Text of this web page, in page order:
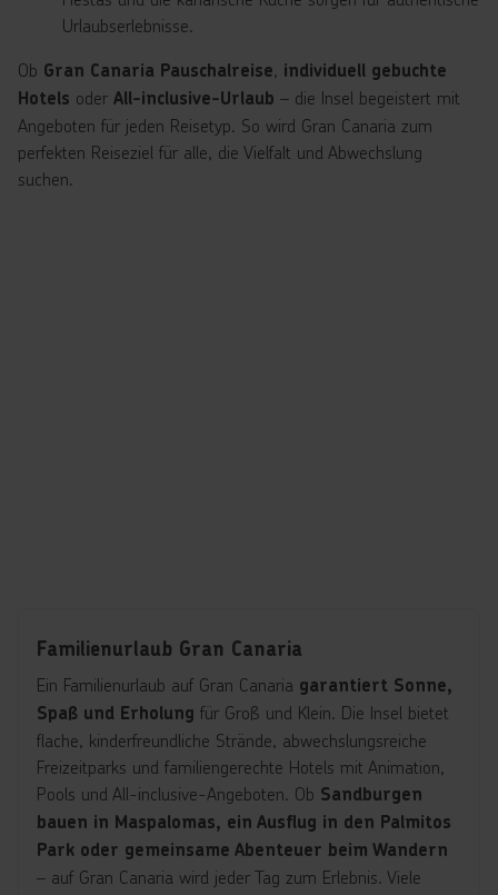
Urlaubserlebnisse.
Ob Gran Canaria Pauschalreise, individuell gebuchte
Hotels oder All-inclusive-Urlaub – die Insel begeistert mit
Angeboten für jeden Reisetyp. So wird Gran Canaria zum
perfekten Reiseziel für alle, die Vielfalt und Abwechslung
suchen.
Familienurlaub Gran Canaria
Ein Familienurlaub auf Gran Canaria garantiert Sonne,
Spaß und Erholung für Groß und Klein. Die Insel bietet
flache, kinderfreundliche Strände, abwechslungsreiche
Freizeitparks und familiengerechte Hotels mit Animation,
Pools und All-inclusive-Angeboten. Ob Sandburgen
bauen in Maspalomas, ein Ausflug in den Palmitos
Park oder gemeinsame Abenteuer beim Wandern
– auf Gran Canaria wird jeder Tag zum Erlebnis. Viele